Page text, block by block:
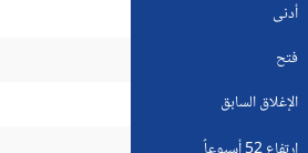
المؤشرات
أدنى
فتح
الإغلاق السابق